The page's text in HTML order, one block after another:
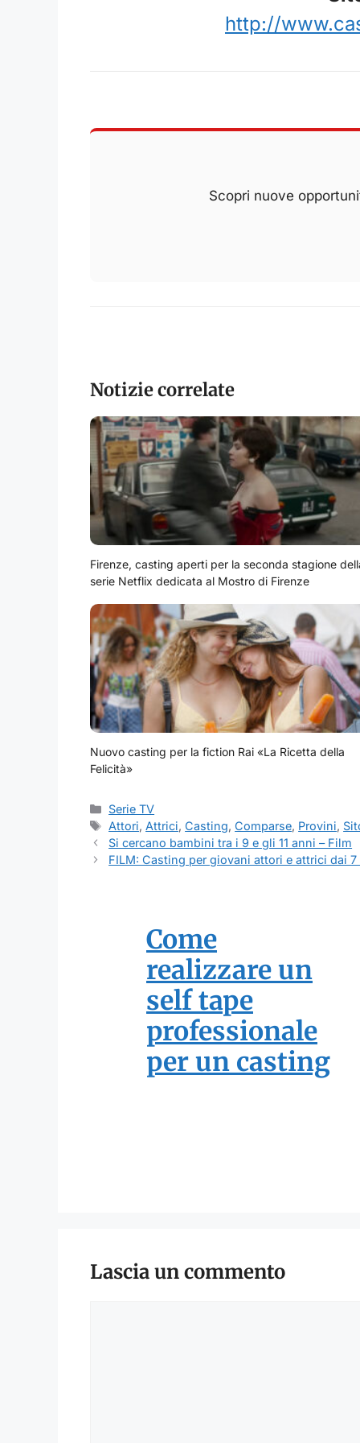
http://
Scopri nuove
Notizie correlate
Firenze, casting aperti per la seconda stagione
serie Netflix dedicata al Mostro di Firenze
Nuovo casting per la fiction Rai «La Ricetta della
Felicità»
Categorie
Serie TV
Tag
Attori, Attrici,Casting,Comparse, Provini,
Si cercano bambini tra i 9 e gli 11 anni – Film
FILM: Casting per giovani attori e attrici dai 7
Come
realizzare un
self tape
professionale
per un casting
Lascia un commento